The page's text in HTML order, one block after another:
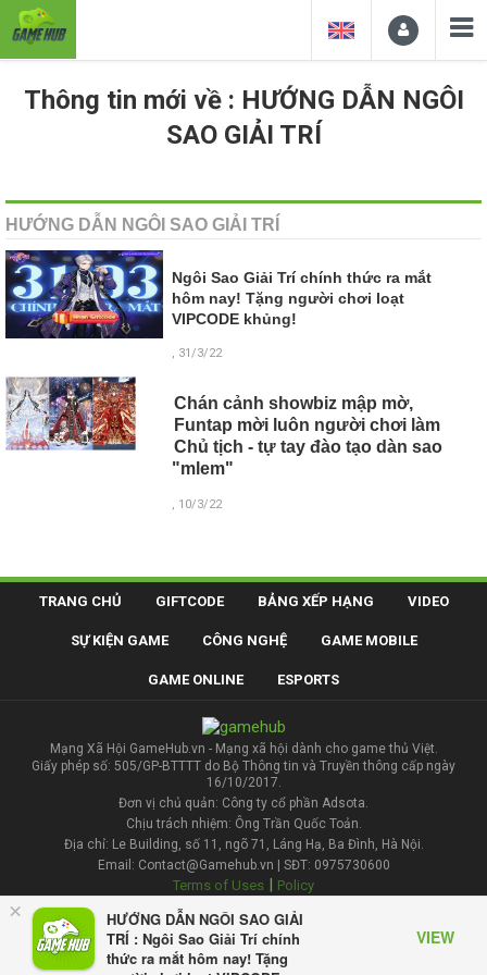
×
HƯỚNG DẪN NGÔI SAO GIẢI
TRÍ : Ngôi Sao Giải Trí chính
thức ra mắt hôm nay! Tặng
VIEW
Thông tin mới về : HƯỚNG DẪN NGÔI
SAO GIẢI TRÍ
HƯỚNG DẪN NGÔI SAO GIẢI TRÍ
Ngôi Sao Giải Trí chính thức ra mắt
hôm nay! Tặng người chơi loạt
VIPCODE khủng!
, 31/3/22
Chán cảnh showbiz mập mờ,
Funtap mời luôn người chơi làm
Chủ tịch - tự tay đào tạo dàn sao
"mlem"
, 10/3/22
TRANG CHỦ GIFTCODE BẢNG XẾP HẠNG VIDEO
SỰ KIỆN GAME CÔNG NGHỆ GAME MOBILE
GAME ONLINE ESPORTS
Mạng Xã Hội GameHub.vn - Mạng xã hội dành cho game thủ Việt.
Giấy phép số: 505/GP-BTTTT do Bộ Thông tin và Truyền thông cấp ngày
16/10/2017.
Đơn vị chủ quản: Công ty cổ phần Adsota.
Chịu trách nhiệm: Ông Trần Quốc Toản.
Địa chỉ: Le Building, số 11, ngõ 71, Láng Hạ, Ba Đình, Hà Nội.
Email: Contact@Gamehub.vn | SĐT: 0975730600
Terms of Uses | Policy
Liên hệ đăng bài